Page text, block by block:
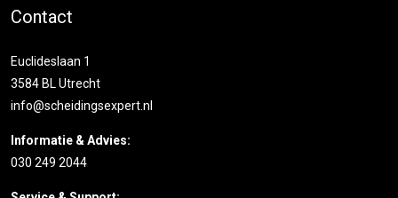
Contact
Euclideslaan 1
3584 BL Utrecht
info@scheidingsexpert.nl
Informatie & Advies:
030 249 2044